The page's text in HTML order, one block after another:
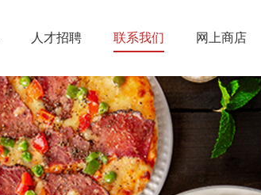
人才招聘 联系我们 网上商店